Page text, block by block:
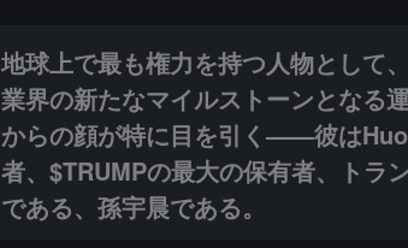
地球上で最も権力を持つ人物として
業界の新たなマイルストーンとなる
からの顔が特に目を引く——彼は
者、$TRUMPの最大の保有者、トラ
である、孫宇晨である。